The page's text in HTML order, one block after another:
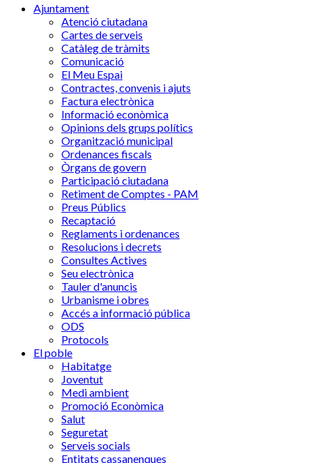
Ajuntament
Atenció ciutadana
Cartes de serveis
Catàleg de tràmits
Comunicació
El Meu Espai
Contractes, convenis i ajuts
Factura electrònica
Informació econòmica
Opinions dels grups polítics
Organització municipal
Ordenances fiscals
Òrgans de govern
Participació ciutadana
Retiment de Comptes - PAM
Preus Públics
Recaptació
Reglaments i ordenances
Resolucions i decrets
Consultes Actives
Seu electrònica
Tauler d'anuncis
Urbanisme i obres
Accés a informació pública
ODS
Protocols
El poble
Habitatge
Joventut
Medi ambient
Promoció Econòmica
Salut
Seguretat
Serveis socials
Entitats cassanenques